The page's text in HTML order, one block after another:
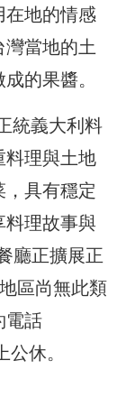
在地的情感
當地的土
的果醬。
統義大利料
料理與土地
具有穩定
料理故事與
廳正擴展正
區尚無此類
電話
公休。